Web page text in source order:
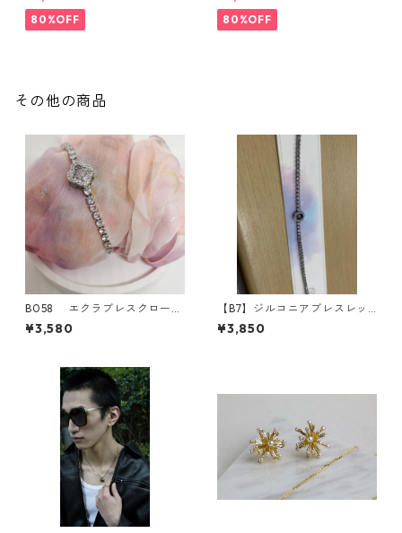
80%OFF 80%OFF
その他の商品
B058 エクラブレスクローバ
ー ジルコニア ブレスレッ
ト 4色
¥3,580
【B7】ジルコニアブレスレッ
ト（2color）**SinSin*
¥3,850